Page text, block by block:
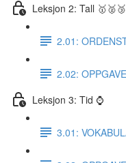
Leksjon 2: Tall 🥇🥈🥉
2.01:
2.02:
Leksjon 3: Tid ⌚️
3.01: